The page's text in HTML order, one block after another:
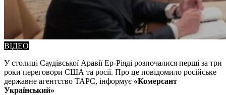
ВІДЕО
У столиці Саудівської Аравії Ер-Ріяді розпочалися перші за три
роки переговори США та росії. Про це повідомило російське
державне агентство ТАРС, інформує «Комерсант
Український»